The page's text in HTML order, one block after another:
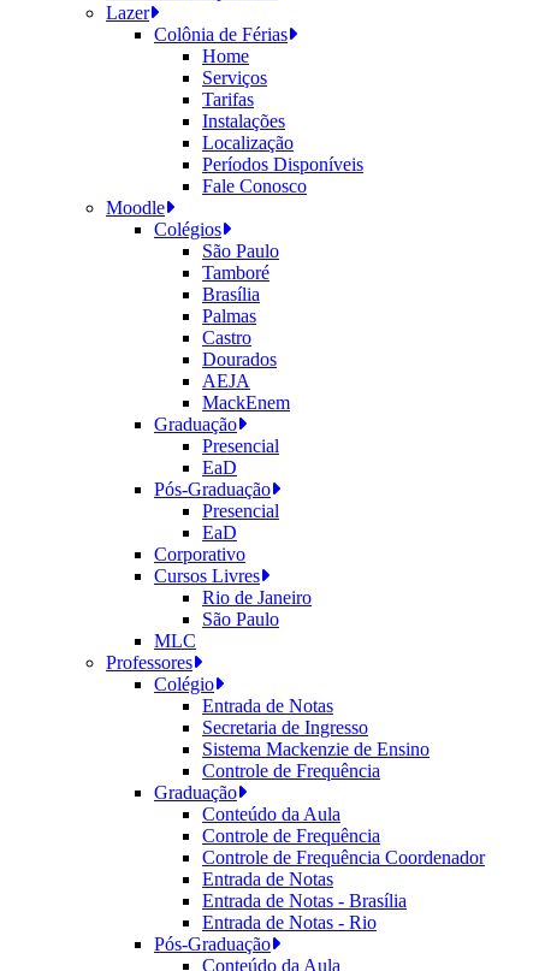
Lazer
Colônia de Férias
Home
Serviços
Tarifas
Instalações
Localização
Períodos Disponíveis
Fale Conosco
Moodle
Colégios
São Paulo
Tamboré
Brasília
Palmas
Castro
Dourados
AEJA
MackEnem
Graduação
Presencial
EaD
Pós-Graduação
Presencial
EaD
Corporativo
Cursos Livres
Rio de Janeiro
São Paulo
MLC
Professores
Colégio
Entrada de Notas
Secretaria de Ingresso
Sistema Mackenzie de Ensino
Controle de Frequência
Graduação
Conteúdo da Aula
Controle de Frequência
Controle de Frequência Coordenador
Entrada de Notas
Entrada de Notas - Brasília
Entrada de Notas - Rio
Pós-Graduação
Conteúdo da Aula